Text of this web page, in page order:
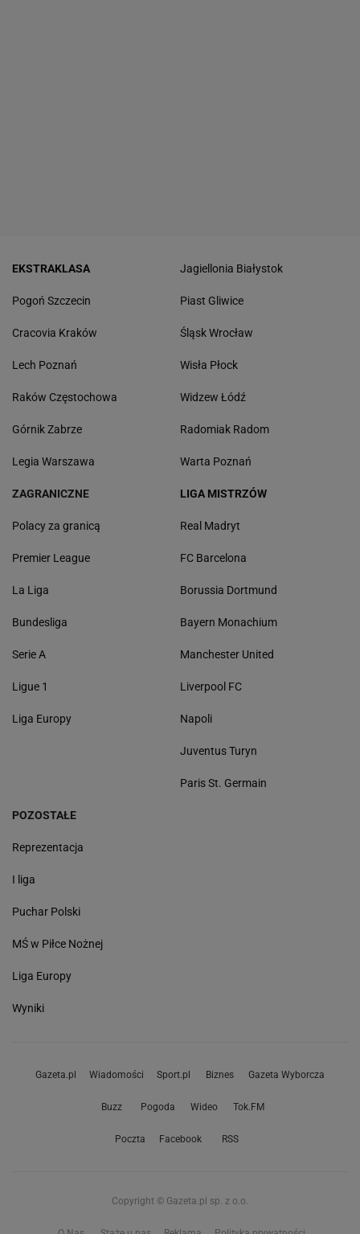
EKSTRAKLASA
Pogoń Szczecin
Cracovia Kraków
Lech Poznań
Raków Częstochowa
Górnik Zabrze
Legia Warszawa
Jagiellonia Białystok
Piast Gliwice
Śląsk Wrocław
Wisła Płock
Widzew Łódź
Radomiak Radom
Warta Poznań
ZAGRANICZNE
Polacy za granicą
Premier League
La Liga
Bundesliga
Serie A
Ligue 1
Liga Europy
LIGA MISTRZÓW
Real Madryt
FC Barcelona
Borussia Dortmund
Bayern Monachium
Manchester United
Liverpool FC
Napoli
Juventus Turyn
Paris St. Germain
POZOSTAŁE
Reprezentacja
I liga
Puchar Polski
MŚ w Piłce Nożnej
Liga Europy
Wyniki
Gazeta.pl Wiadomości Sport.pl Biznes Gazeta Wyborcza
Buzz Pogoda Wideo Tok.FM
Poczta Facebook RSS
Copyright © Gazeta.pl sp. z o.o.